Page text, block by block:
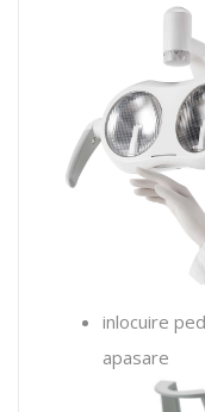
inlocuire
apasare